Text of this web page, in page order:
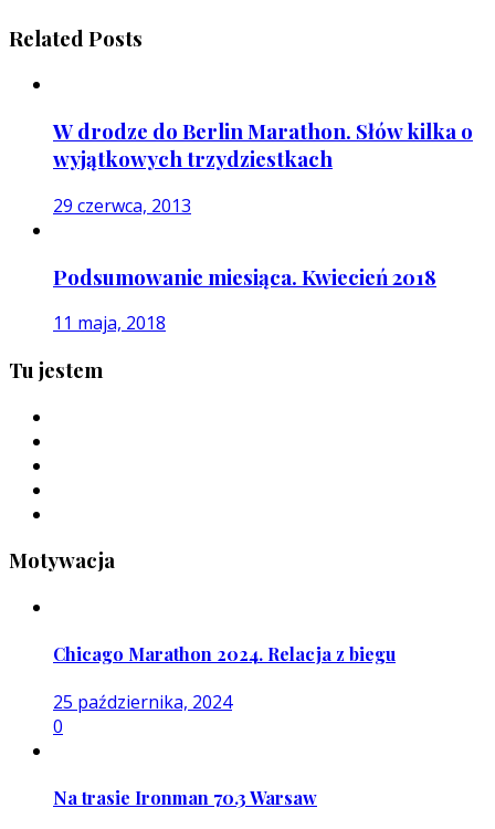
Related Posts
W drodze do Berlin Marathon. Słów kilka o
wyjątkowych trzydziestkach
29 czerwca, 2013
Podsumowanie miesiąca. Kwiecień 2018
11 maja, 2018
Tu jestem
Motywacja
Chicago Marathon 2024. Relacja z biegu
25 października, 2024
0
Na trasie Ironman 70.3 Warsaw